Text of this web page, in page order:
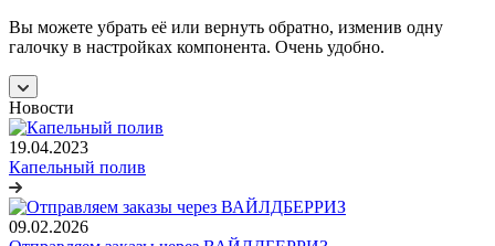
Вы можете убрать её или вернуть обратно, изменив одну
галочку в настройках компонента. Очень удобно.
Новости
19.04.2023
Капельный полив
09.02.2026